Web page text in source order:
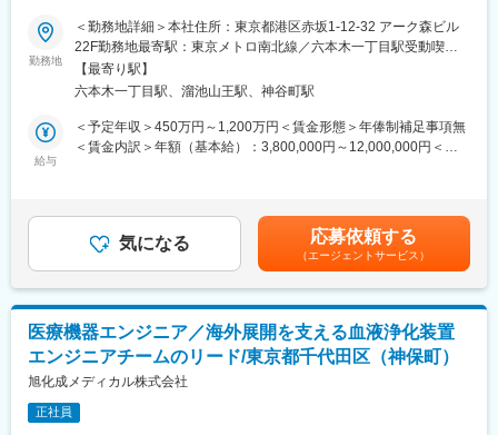
先輩に同行し、再度3週間ほどの座学トレーニングを行っておりま
す。その後も適宜知識のインプットの場を設けております。
■主な製品:
り失った膝関節の機能改善を助けます。「ADVANCE Medial Pivot
Knee」の臨床成績を基にデザインされた「EVOLUTION」シリー
く、患者の骨格に合わせてパーツを選択できる「チェンジャブル
タイプ」も扱っており、現場のニーズに合わせた商品の提案が可
能です。
変更の範囲：本文参照
科に対し、人工関節を中心としたインプラント製品・医療機器の
営業を担当いただきます。主力は人工膝関節・人工股関節領域
で、特徴ある製品を提案できる環境です。担当エリアは配属に応
じて決定され、大学病院やKOL施設を担当いただく可能性もあり
ます。既存フォローに加え、新規開拓にも携われるため、関係構
築力と提案力の双方を活かせる環境です。
提案の双方を担い、営業割合は既存6：新規4が目安です。既存取
引先15～20施設程度をベースに、新規開拓も並行して進めていた
だきます。担当エリアにより立ち合い件数は異なり、夜間OPEは
年間でも数例あるかないかの想定です。土日出勤は多くありませ
んが、学会やセミナー等で発生する場合があります。
■働き方：
直行直帰または出張ベースでの営業スタイルです。月1回程度の営
勤務地
＜勤務地詳細＞本社住所：東京都港区赤坂1-12-32 アーク森ビル
22F勤務地最寄駅：東京メトロ南北線／六本木一丁目駅受動喫煙
対策：敷地内全面禁煙変更の範囲：会社の定める事業所
【最寄り駅】
六本木一丁目駅、溜池山王駅、神谷町駅
給与
＜予定年収＞450万円～1,200万円＜賃金形態＞年俸制補足事項無
＜賃金内訳＞年額（基本給）：3,800,000円～12,000,000円＜月
えられた目標の達成度に応じて支給されます。達成率100％で基
本給の25％がターゲットボーナスとなっています。達成率が高け
ればMAX50％となることもあります。※個人が90％、組織10％の
割合。賃金はあくまでも目安の金額であり、選考を通じて上下す
る可能性があります。月給(月額)は固定手当を含めた表記です。
気になる 応募依頼する
（エージェントサービス）
医療機器エンジニア／海外展開を支える血液浄化装置
エンジニアチームのリード/東京都千代田区（神保町）
旭化成メディカル株式会社
正社員